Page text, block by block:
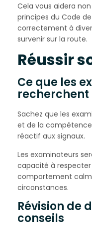
Cela vous aidera
principes du Code
correctement à
survenir sur la route.
Réussir
Ce que les
recherchent
Sachez que les
et de la
réactif aux signaux.
Les examinateurs
capacité à
comportement
circonstances.
Révision de
conseils